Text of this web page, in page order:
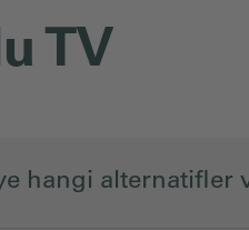
TV
hangi alternatifler